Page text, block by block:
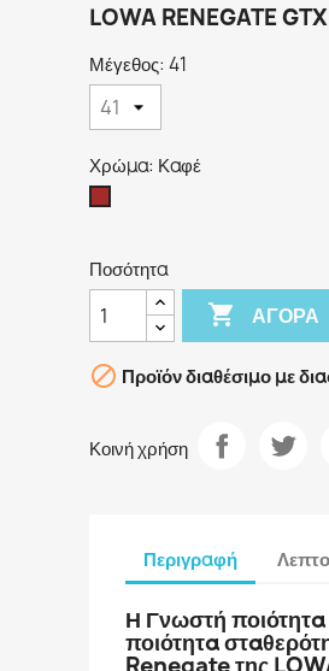
LOWA RENEGATE
Μέγεθος: 41
Χρώμα: Καφέ
Ποσότητα
 ΑΓΟΡΆ
 Προϊόν διαθέσιμο με
Κοινή χρήση
Περιγραφή
Η Γνωστή
ποιότητα